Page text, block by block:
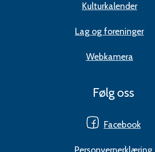
Kulturkalender
Lag og foreninger
Webkamera
Følg oss
Facebook
Personvernerklæring